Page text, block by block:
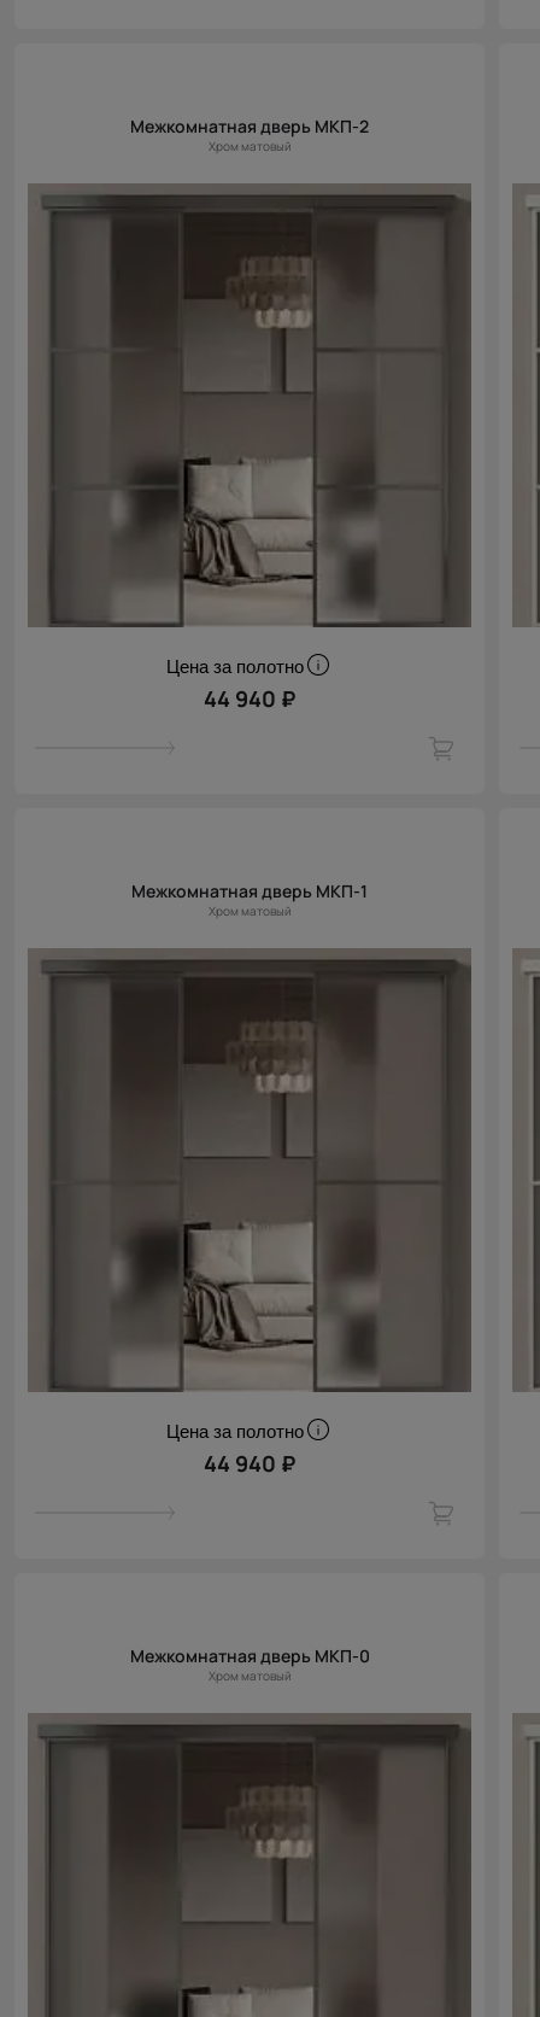
Межкомнатная дверь МКП-2
Хром матовый
Цена за полотно
44 940 ₽
Межкомнатная дверь МКП-1
Хром матовый
Цена за полотно
44 940 ₽
Межкомнатная дверь МКП-0
Хром матовый